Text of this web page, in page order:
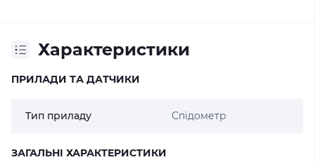
Характеристики
ПРИЛАДИ ТА ДАТЧИКИ
Тип приладу Спідометр
ЗАГАЛЬНІ ХАРАКТЕРИСТИКИ